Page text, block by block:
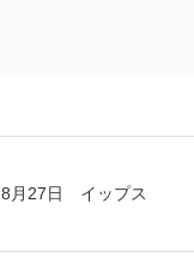
8月27日 イップス